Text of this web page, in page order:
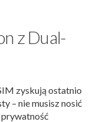
z Dual-
zyskują ostatnio
– nie musisz nosić